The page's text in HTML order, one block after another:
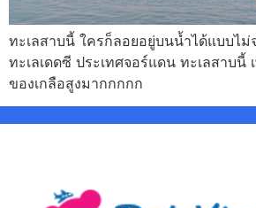
ทะเลสาบนี้ ใครก็ลอยอยู่บนน้ำได้แบบไ
ทะเลเดดซี ประเทศจอร์แดน ทะเลสาบนี้
ของเกลือสูงมากกกกก